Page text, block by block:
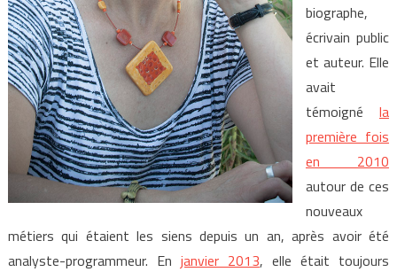
biographe,
écrivain public
et auteur. Elle
avait
témoigné la
première fois
en 2010
autour de ces
nouveaux
métiers qui étaient les siens depuis un an, après avoir été
analyste-programmeur. En janvier 2013, elle était toujours